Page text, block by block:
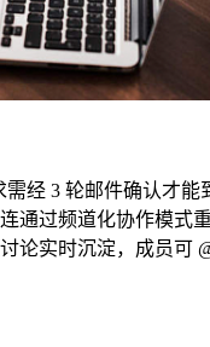
经 3 轮邮件确认才能
通过频道化协作模式
实时沉淀，成员可